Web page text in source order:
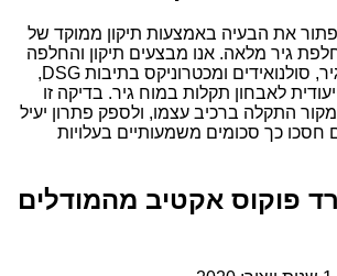
את הבעיה באמצעות תיקון ממוקד של
גיר מלאה. אנו מבצעים תיקון והחלפה
של מוח גיר, מחשב גיר, סולנואידים ומכטרוניקס בתיבות DSG,
לאבחון תקלות במוח גיר. בדיקה זו
התקלה ברכיב עצמו, ולספק פתרון יעיל
חסכו כך סכומים משמעותיים בעלויות
פוקוס אקטיב מהמודלים